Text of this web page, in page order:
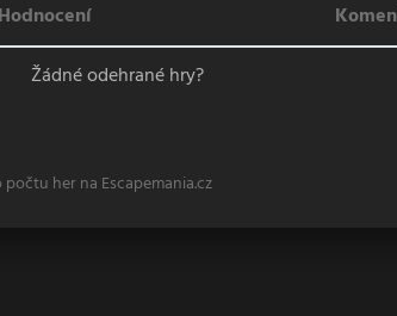
Hodnocení
Žádné odehrané hry?
her na Escapemania.cz